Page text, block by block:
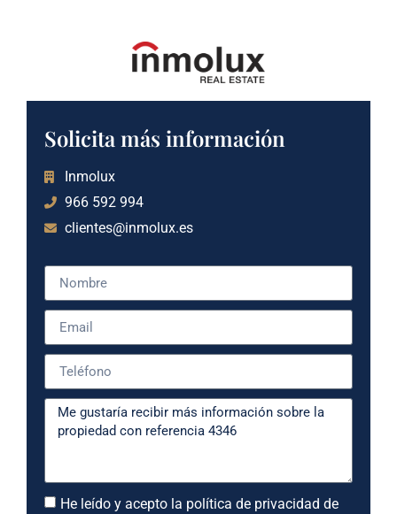
Solicita más información
Inmolux
966 592 994
clientes@inmolux.es
He leído y acepto la política de privacidad de